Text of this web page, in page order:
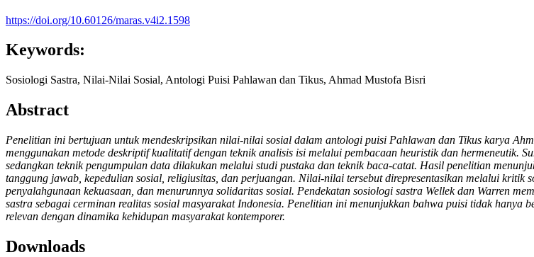
https://doi.org/10.60126/maras.v4i2.1598
Keywords:
Sosiologi Sastra, Nilai-Nilai Sosial, Antologi Puisi Pahlawan dan Tikus, Ahmad Mustofa Bisri
Abstract
Penelitian ini bertujuan untuk mendeskripsikan nilai-nilai sosial dalam antologi puisi Pahlawan dan Tikus karya
menggunakan metode deskriptif kualitatif dengan teknik analisis isi melalui pembacaan heuristik dan hermeneutik.
sedangkan teknik pengumpulan data dilakukan melalui studi pustaka dan teknik baca-catat. Hasil penelitian
tanggung jawab, kepedulian sosial, religiusitas, dan perjuangan. Nilai-nilai tersebut direpresentasikan melalui kritik
penyalahgunaan kekuasaan, dan menurunnya solidaritas sosial. Pendekatan sosiologi sastra Wellek dan Warren
sastra sebagai cerminan realitas sosial masyarakat Indonesia. Penelitian ini menunjukkan bahwa puisi tidak hanya
relevan dengan dinamika kehidupan masyarakat kontemporer.
Downloads